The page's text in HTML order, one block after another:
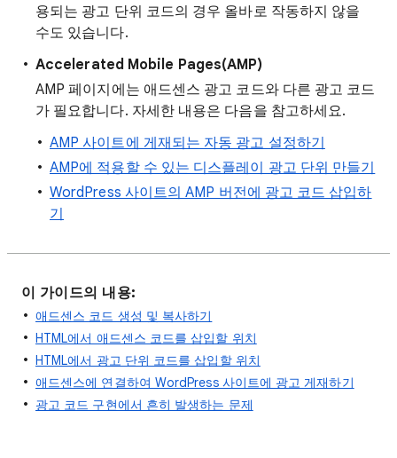
용되는 광고 단위 코드의 경우 올바로 작동하지 않을
수도 있습니다.
Accelerated Mobile Pages(AMP)
AMP 페이지에는 애드센스 광고 코드와 다른 광고 코드
가 필요합니다. 자세한 내용은 다음을 참고하세요.
AMP 사이트에 게재되는 자동 광고 설정하기
AMP에 적용할 수 있는 디스플레이 광고 단위 만들기
WordPress 사이트의 AMP 버전에 광고 코드 삽입하
기
이 가이드의 내용:
애드센스 코드 생성 및 복사하기
HTML에서 애드센스 코드를 삽입할 위치
HTML에서 광고 단위 코드를 삽입할 위치
애드센스에 연결하여 WordPress 사이트에 광고 게재하기
광고 코드 구현에서 흔히 발생하는 문제